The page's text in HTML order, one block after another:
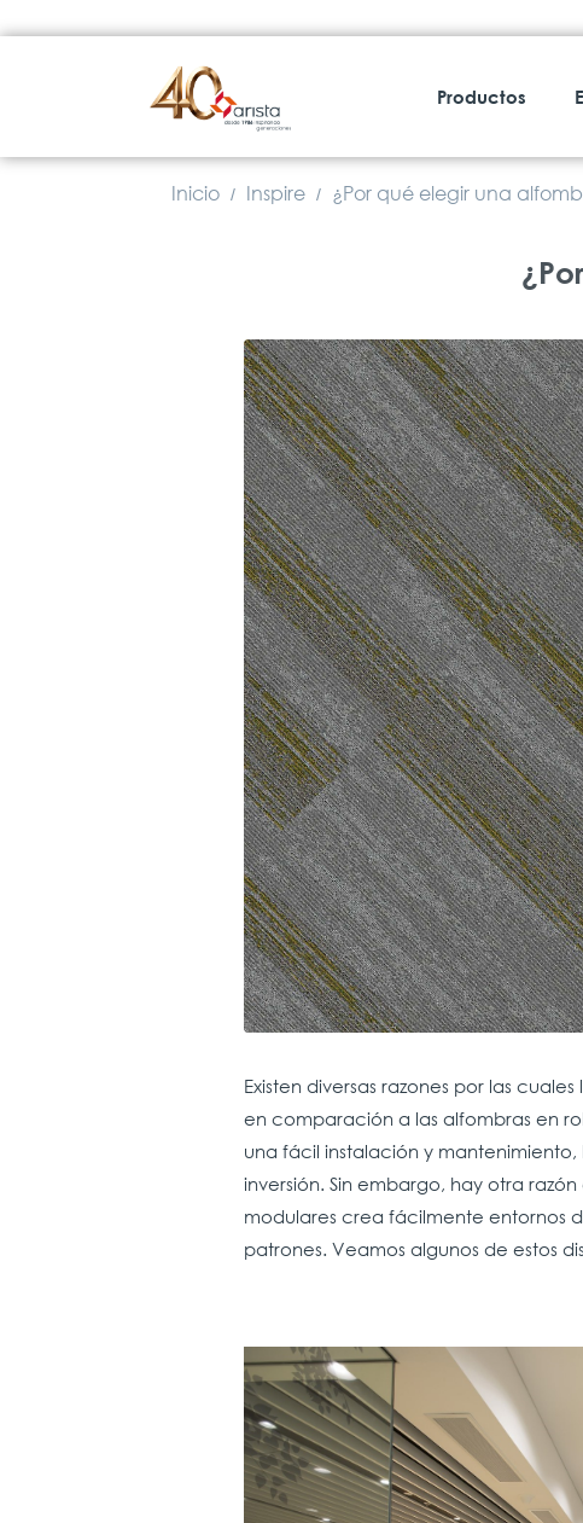
Productos
Inicio / Inspire / ¿Por qué elegir una
Existen diversas razones por las
en comparación a las alfombras en
una fácil instalación y
inversión. Sin embargo, hay otra
modulares crea fácilmente entornos
patrones. Veamos algunos de estos